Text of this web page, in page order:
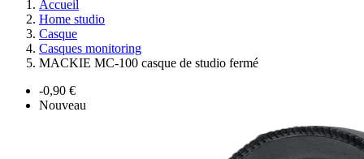
Accueil
Home studio
Casque
Casques monitoring
MACKIE MC-100 casque de studio fermé
-0,90 €
Nouveau